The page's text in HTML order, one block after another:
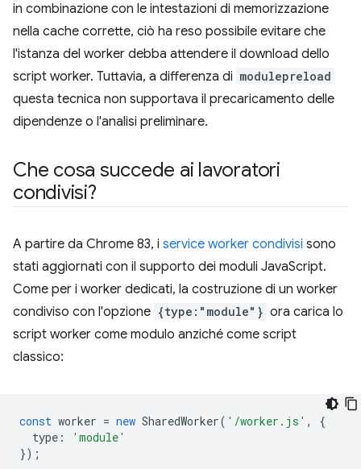
in combinazione con le intestazioni di memorizzazione
nella cache corrette, ciò ha reso possibile evitare che
l'istanza del worker debba attendere il download dello
script worker. Tuttavia, a differenza di modulepreload
questa tecnica non supportava il precaricamento delle
dipendenze o l'analisi preliminare.
Che cosa succede ai lavoratori
condivisi?
A partire da Chrome 83, i service worker condivisi sono
stati aggiornati con il supporto dei moduli JavaScript.
Come per i worker dedicati, la costruzione di un worker
condiviso con l'opzione {type:"module"} ora carica lo
script worker come modulo anziché come script
classico:
const worker = new SharedWorker( '/worker.js' ,
{
type :
'module'
});